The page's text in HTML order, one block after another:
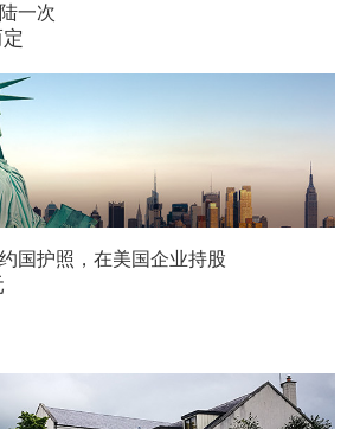
一次
国护照，在美国企业持股